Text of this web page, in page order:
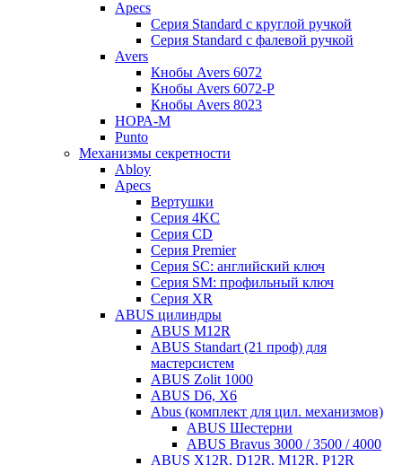
Apecs
Серия Standard с круглой ручкой
Серия Standard с фалевой ручкой
Avers
Кнобы Avers 6072
Кнобы Avers 6072-P
Кнобы Avers 8023
НОРА-М
Punto
Механизмы секретности
Abloy
Apecs
Вертушки
Серия 4KC
Серия CD
Серия Premier
Серия SC: английский ключ
Серия SM: профильный ключ
Серия XR
ABUS цилиндры
ABUS M12R
ABUS Standart (21 проф) для
мастерсистем
ABUS Zolit 1000
ABUS D6, X6
Abus (комплект для цил. механизмов)
ABUS Шестерни
ABUS Bravus 3000 / 3500 / 4000
ABUS X12R, D12R, M12R, P12R